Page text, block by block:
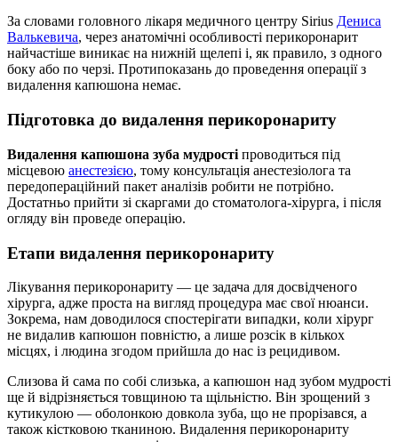
За словами головного лікаря медичного центру Sirius Дениса
Валькевича, через анатомічні особливості перикоронарит
найчастіше виникає на нижній щелепі і, як правило, з одного
боку або по черзі. Протипоказань до проведення операції з
видалення капюшона немає.
Підготовка до видалення перикоронариту
Видалення капюшона зуба мудрості проводиться під
місцевою анестезією, тому консультація анестезіолога та
передопераційний пакет аналізів робити не потрібно.
Достатньо прийти зі скаргами до стоматолога-хірурга, і після
огляду він проведе операцію.
Етапи видалення перикоронариту
Лікування перикоронариту — це задача для досвідченого
хірурга, адже проста на вигляд процедура має свої нюанси.
Зокрема, нам доводилося спостерігати випадки, коли хірург
не видалив капюшон повністю, а лише розсік в кількох
місцях, і людина згодом прийшла до нас із рецидивом.
Слизова й сама по собі слизька, а капюшон над зубом мудрості
ще й відрізняється товщиною та щільністю. Він зрощений з
кутикулою — оболонкою довкола зуба, що не прорізався, а
також кістковою тканиною. Видалення перикоронариту